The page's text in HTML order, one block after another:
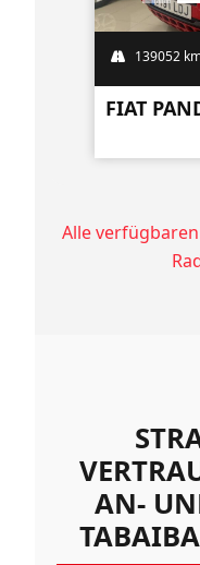
139052
FIAT
Alle
AN-